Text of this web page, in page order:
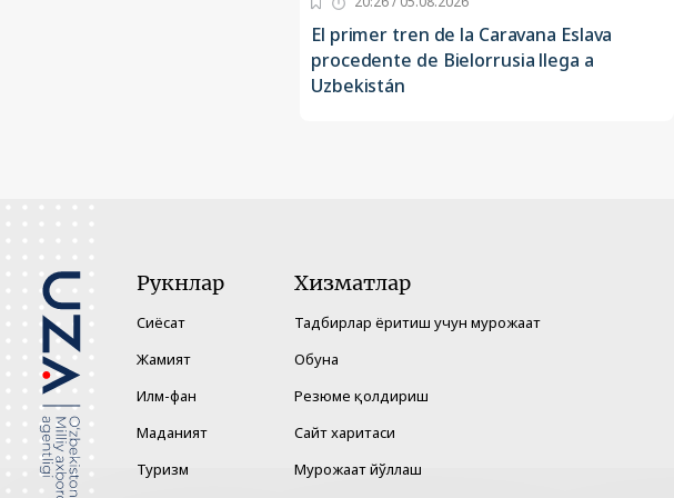
El primer tren de la Caravana Eslava
procedente de Bielorrusia llega a
Uzbekistán
Рукнлар
Сиёсат
Жамият
Илм-фан
Маданият
Туризм
Хизматлар
Тадбирлар ёритиш учун мурожаат
Обуна
Резюме қолдириш
Сайт харитаси
Мурожаат йўллаш